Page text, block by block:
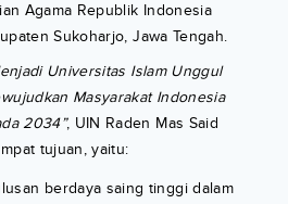
Agama Republik Indonesia
Sukoharjo, Jawa Tengah.
Universitas Islam Unggul
Masyarakat Indonesia
2034”, UIN Raden Mas Said
tujuan, yaitu:
berdaya saing tinggi dalam